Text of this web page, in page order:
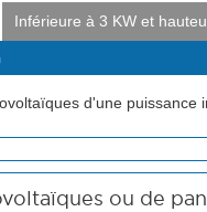
Inférieure à 3 KW et
d'une
ou de